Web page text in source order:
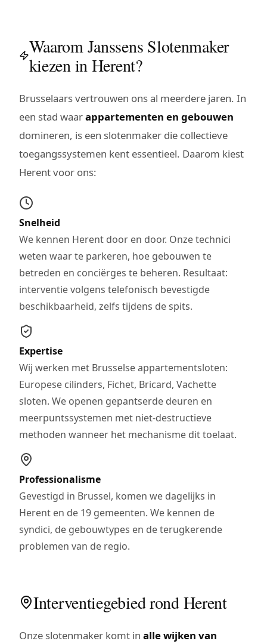
Waarom Janssens Slotenmaker
kiezen in Herent?
Brusselaars vertrouwen ons al meerdere jaren. In
een stad waarappartementen en gebouwen
domineren, is een slotenmaker die collectieve
toegangssystemen kent essentieel. Daarom kiest
Herent voor ons:
Snelheid
We kennen Herent door en door. Onze technici
weten waar te parkeren, hoe gebouwen te
betreden en conciërges te beheren. Resultaat:
interventie volgens telefonisch bevestigde
beschikbaarheid, zelfs tijdens de spits.
Expertise
Wij werken met Brusselse appartementsloten:
Europese cilinders, Fichet, Bricard, Vachette
sloten. We openen gepantserde deuren en
meerpuntssystemen met niet-destructieve
methoden wanneer het mechanisme dit toelaat.
Professionalisme
Gevestigd in Brussel, komen we dagelijks in
Herent en de 19 gemeenten. We kennen de
syndici, de gebouwtypes en de terugkerende
problemen van de regio.
Interventiegebied rond Herent
Onze slotenmaker komt in alle wijken van